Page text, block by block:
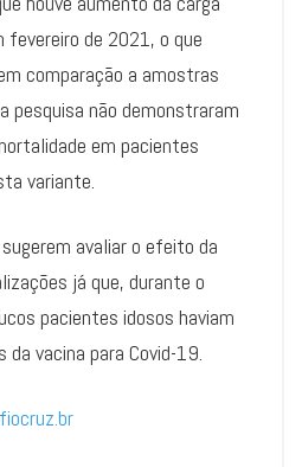
de 2021, o que
comparação a amostras
pesquisa não demonstraram
em pacientes
variante.
avaliar o efeito da
já que, durante o
pacientes idosos haviam
vacina para Covid-19.